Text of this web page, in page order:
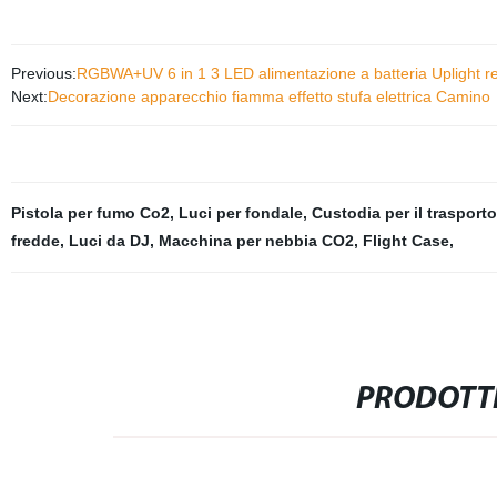
Previous:RGBWA+UV 6 in 1 3 LED alimentazione a batteria Uplight
Next:Decorazione apparecchio fiamma effetto stufa elettrica Camino
Pistola per fumo Co2, Luci per fondale, Custodia per il trasporto
fredde, Luci da DJ, Macchina per nebbia CO2, Flight Case,